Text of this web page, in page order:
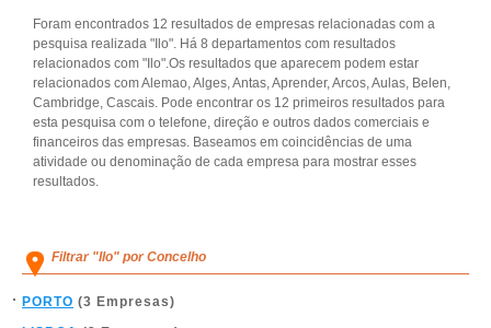
Foram encontrados 12 resultados de empresas relacionadas com a
pesquisa realizada "Ilo". Há 8 departamentos com resultados
relacionados com "Ilo".Os resultados que aparecem podem estar
relacionados com Alemao, Alges, Antas, Aprender, Arcos, Aulas, Belen,
Cambridge, Cascais. Pode encontrar os 12 primeiros resultados para
esta pesquisa com o telefone, direção e outros dados comerciais e
financeiros das empresas. Baseamos em coincidências de uma
atividade ou denominação de cada empresa para mostrar esses
resultados.
Filtrar "Ilo" por Concelho
PORTO (3 Empresas)